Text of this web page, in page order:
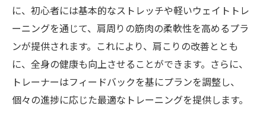
に、初心者には基本的なストレッチや軽いウェイトトレ
ーニングを通じて、肩周りの筋肉の柔軟性を高めるプラ
ンが提供されます。これにより、肩こりの改善ととも
に、全身の健康も向上させることができます。さらに、
トレーナーはフィードバックを基にプランを調整し、
個々の進捗に応じた最適なトレーニングを提供します。